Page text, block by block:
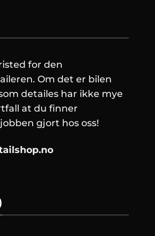
for den
Om det er bilen
detailes har ikke mye
at du finner
gjort hos oss!